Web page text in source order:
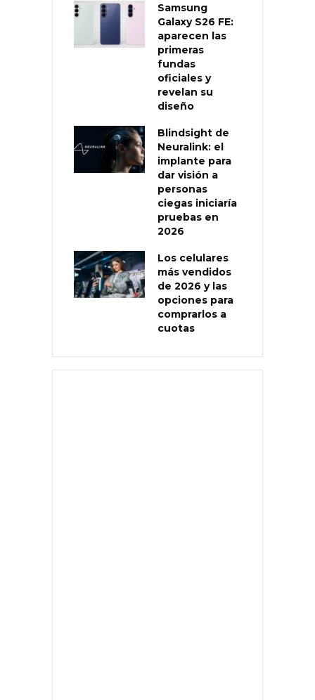
Samsung
Galaxy S26 FE:
aparecen las
primeras
fundas
oficiales y
revelan su
diseño
Blindsight de
Neuralink: el
implante para
dar visión a
personas
ciegas iniciaría
pruebas en
2026
Los celulares
más vendidos
de 2026 y las
opciones para
comprarlos a
cuotas